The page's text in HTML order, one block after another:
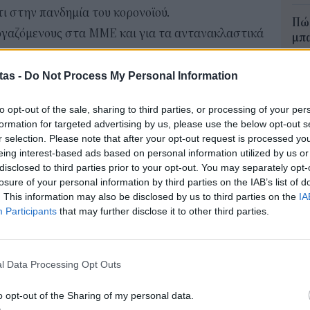
- Do Not Process My Personal Information
opt-out of the sale, sharing to third parties, or processing of your
for targeted advertising by us, please use the below opt-out
selection. Please note that after your opt-out request is processed
interest-based ads based on personal information utilized by us
to third parties prior to your opt-out. You may separately
of your personal information by third parties on the IAB’s list of
This information may also be disclosed by us to third parties on the
Participants that may further disclose it to other third parties.
Data Processing Opt Outs
opt-out of the Sharing of my personal data.
στην πανδημία του κορονοϊού.
στα ΜΜΕ και για τα αντανακλαστικά
τις λειτουργίες της Μεγάλης Εβδομάδας
από το σπίτι. Ξεχωριστή αναφορά έκανε στη
τη Μεγάλη Τρίτη για τη μετάδοση των
μάχες και θα ήταν άδικο να χάσουμε τον πόλεμο
ο κ. Πέτσας.
«ακόμη και στους λίγους όπως φάνηκε από
να μετακινηθούν την Κυριακή του Πάσχα για
να μην το κάνουν. Πρώτον γιατί θα θέσουν
και των προσώπων που αγαπούν. Και δεύτερον
τα περιοριστικά μέτρα που ακολουθούν οι
10 Έλληνες κι αυτό θα επισύρει φυσικά
τις μέχρι σήμερα κυρώσεις και κυρίως θα
04